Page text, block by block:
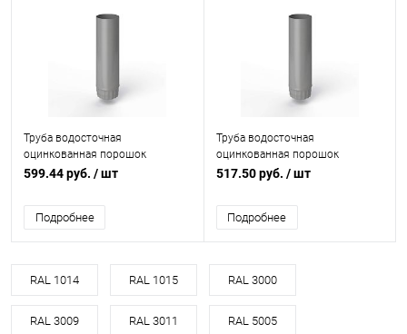
Труба водосточная
оцинкованная порошок
ф130х1250мм RAL 7030
599.44 руб. / шт
Подробнее
Труба водосточная
оцинкованная порошок
ф110х1250мм RAL 7030
517.50 руб. / шт
Подробнее
RAL 1014 RAL 1015 RAL 3000
RAL 3009 RAL 3011 RAL 5005